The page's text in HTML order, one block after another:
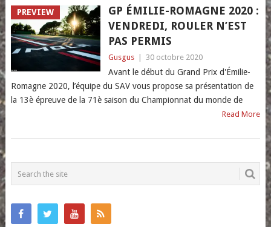
PREVIEW
GP ÉMILIE-ROMAGNE 2020 :
VENDREDI, ROULER N’EST
PAS PERMIS
Gusgus 30 octobre 2020
Avant le début du Grand Prix d'Émilie-
Romagne 2020, l’équipe du SAV vous propose sa présentation de
la 13è épreuve de la 71è saison du Championnat du monde de
Read More
POSTS
NAVIGATION